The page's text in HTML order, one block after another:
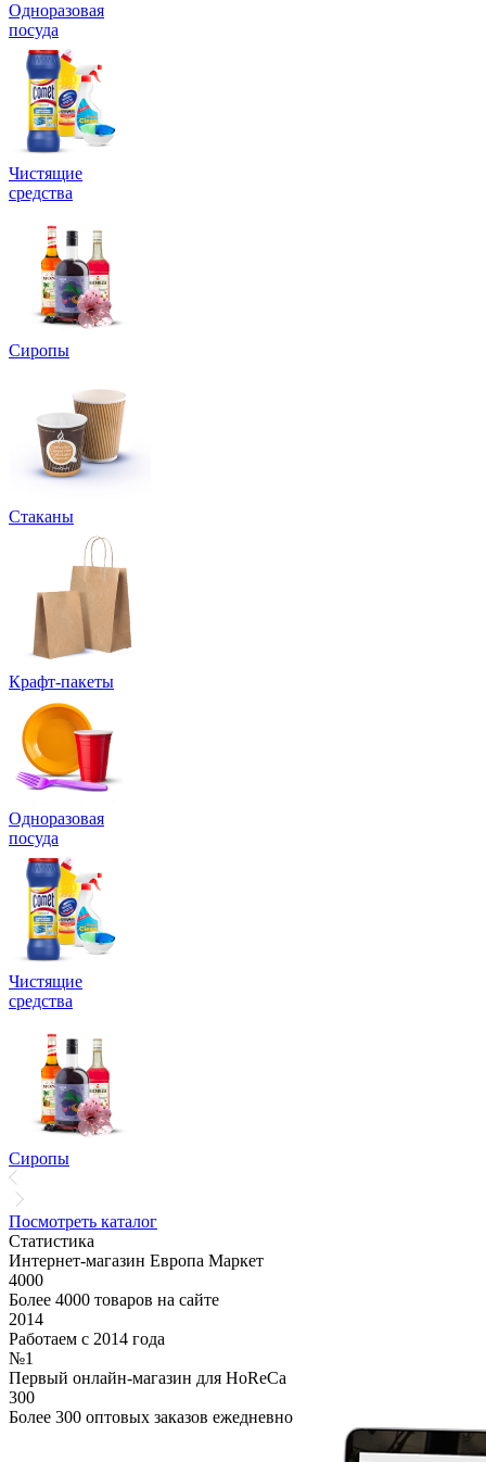
Одноразовая
посуда
Чистящие
средства
Сиропы
Стаканы
Крафт-пакеты
Одноразовая
посуда
Чистящие
средства
Сиропы
Посмотреть каталог
Статистика
Интернет-магазин Европа Маркет
4000
Более 4000 товаров на сайте
2014
Работаем с 2014 года
№1
Первый онлайн-магазин для HoReCa
300
Более 300 оптовых заказов ежедневно